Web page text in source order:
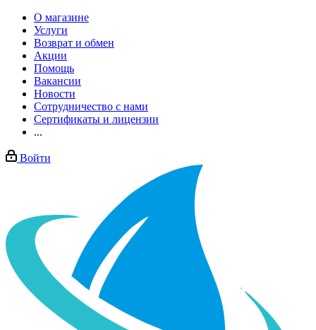
О магазине
Услуги
Возврат и обмен
Акции
Помощь
Вакансии
Новости
Сотрудничество с нами
Сертификаты и лицензии
...
Войти